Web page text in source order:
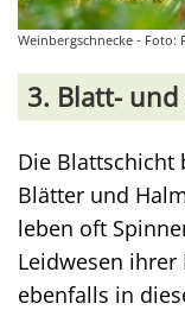
Weinbergschnecke - Foto:
3. Blatt- und
Die Blattschicht
Blätter und
leben oft
Leidwesen
ebenfalls in